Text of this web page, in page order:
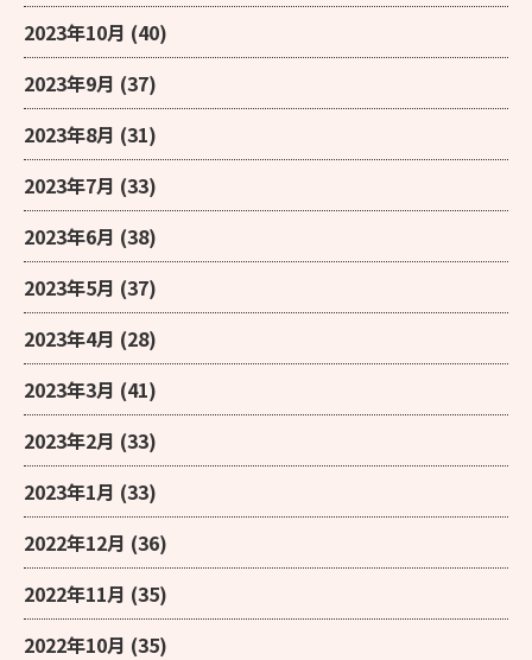
2023年10月 (40)
2023年9月 (37)
2023年8月 (31)
2023年7月 (33)
2023年6月 (38)
2023年5月 (37)
2023年4月 (28)
2023年3月 (41)
2023年2月 (33)
2023年1月 (33)
2022年12月 (36)
2022年11月 (35)
2022年10月 (35)